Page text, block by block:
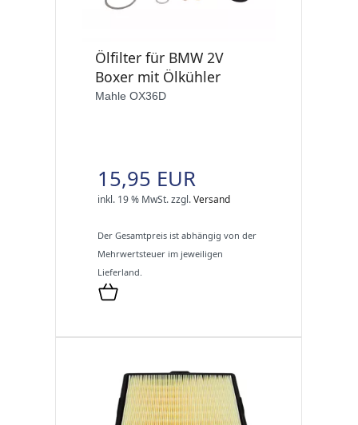
Ölfilter für BMW 2V
Boxer mit Ölkühler
Mahle OX36D
15,95 EUR
inkl. 19 % MwSt.zzgl.Versand
Der Gesamtpreis ist abhängig von der
Mehrwertsteuer im jeweiligen
Lieferland.